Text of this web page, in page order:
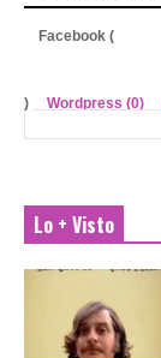
Facebook (
) Wordpress (0)
Lo + Visto